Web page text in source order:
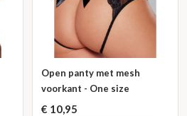
Open panty met mesh
voorkant - One size
€ 10,95